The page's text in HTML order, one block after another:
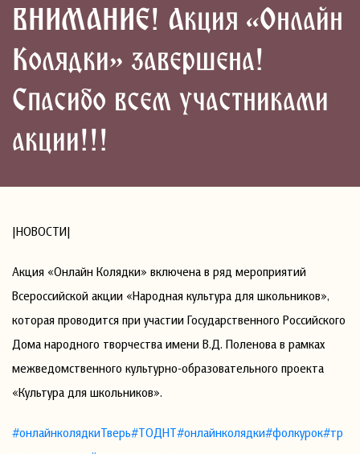
ВНИМАНИЕ! Акция «Онлайн
Колядки» завершена!
Спасибо всем участниками
акции!!!
|НОВОСТИ|
Акция «Онлайн Колядки» включена в ряд мероприятий
Всероссийской акции «Народная культура для школьников»,
которая проводится при участии Государственного Российского
Дома народного творчества имени В.Д. Поленова в рамках
межведомственного культурно-образовательного проекта
«Культура для школьников».
#онлайнколядкиТверь#ТОДНТ#онлайнколядки#фолкурок#тр